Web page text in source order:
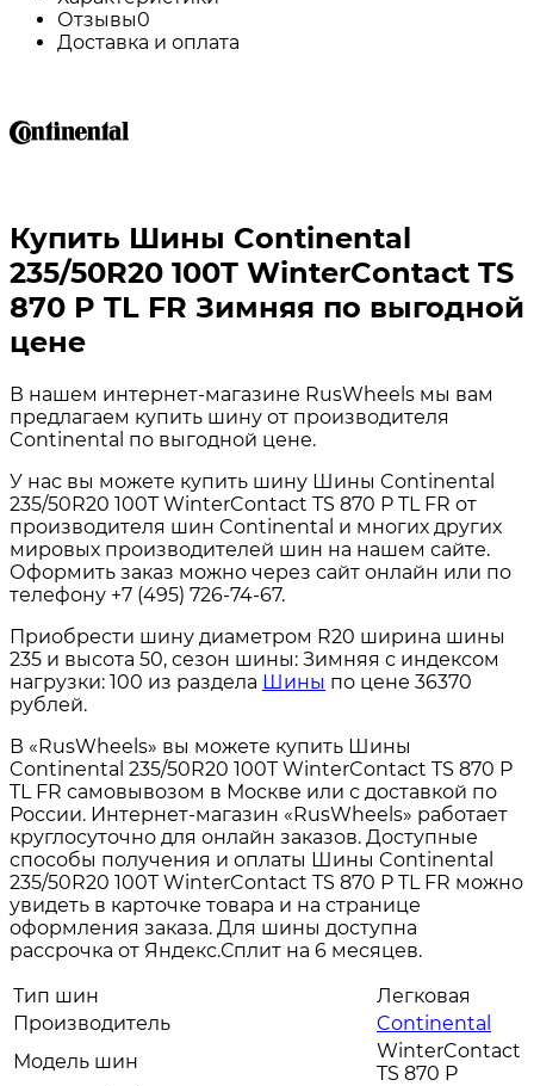
Отзывы0
Доставка и оплата
Купить Шины Continental
235/50R20 100T WinterContact TS
870 P TL FR Зимняя по выгодной
цене
В нашем интернет-магазине RusWheels мы вам
предлагаем купить шину от производителя
Continental по выгодной цене.
У нас вы можете купить шину Шины Continental
235/50R20 100T WinterContact TS 870 P TL FR от
производителя шин Continental и многих других
мировых производителей шин на нашем сайте.
Оформить заказ можно через сайт онлайн или по
телефону +7 (495) 726-74-67.
Приобрести шину диаметром R20 ширина шины
235 и высота 50, сезон шины: Зимняя с индексом
нагрузки: 100 из раздела Шины по цене 36370
рублей.
В «RusWheels» вы можете купить Шины
Continental 235/50R20 100T WinterContact TS 870 P
TL FR самовывозом в Москве или с доставкой по
России. Интернет-магазин «RusWheels» работает
круглосуточно для онлайн заказов. Доступные
способы получения и оплаты Шины Continental
235/50R20 100T WinterContact TS 870 P TL FR можно
увидеть в карточке товара и на странице
оформления заказа. Для шины доступна
рассрочка от Яндекс.Сплит на 6 месяцев.
Тип шин
Легковая
Производитель
Continental
Модель шин
WinterContact
TS 870 P